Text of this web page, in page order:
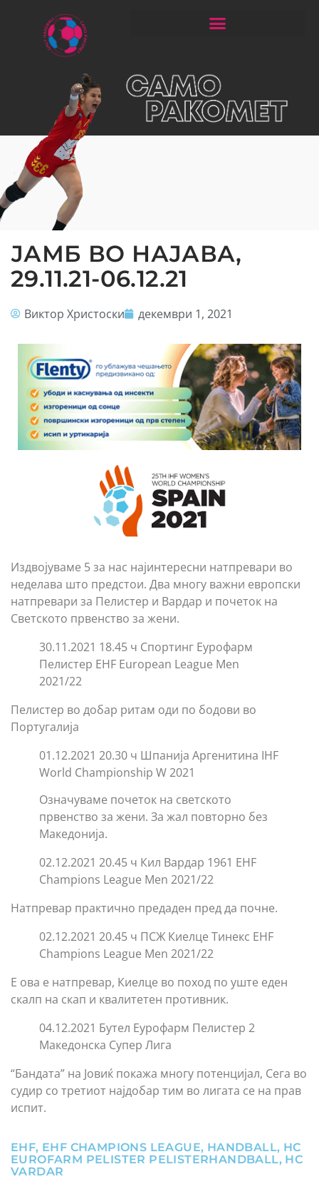
ЈАМБ ВО НАЈАВА,
29.11.21-06.12.21
Виктор Христоски декември 1, 2021
Издвојуваме 5 за нас најинтересни натпревари во
неделава што предстои. Два многу важни европски
натпревари за Пелистер и Вардар и почеток на
Светското првенство за жени.
30.11.2021 18.45 ч Спортинг Еурофарм
Пелистер EHF European League Men
2021/22
Пелистер во добар ритам оди по бодови во
Португалија
01.12.2021 20.30 ч Шпанија Аргенитина IHF
World Championship W 2021
Означуваме почеток на светското
првенство за жени. За жал повторно без
Македонија.
02.12.2021 20.45 ч Кил Вардар 1961 EHF
Champions League Men 2021/22
Натпревар практично предаден пред да почне.
02.12.2021 20.45 ч ПСЖ Киелце Тинекс EHF
Champions League Men 2021/22
Е ова е натпревар, Киелце во поход по уште еден
скалп на скап и квалитетен противник.
04.12.2021 Бутел Еурофарм Пелистер 2
Македонска Супер Лига
“Бандата” на Јовиќ покажа многу потенцијал, Сега во
судир со третиот најдобар тим во лигата се на прав
испит.
EHF, EHF CHAMPIONS LEAGUE, HANDBALL, HC
EUROFARM PELISTER PELISTERHANDBALL, HC
VARDAR